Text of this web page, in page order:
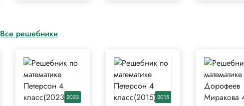
Все решебники
2023 2015